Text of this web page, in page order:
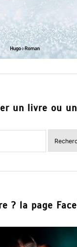
un livre ou
? la page